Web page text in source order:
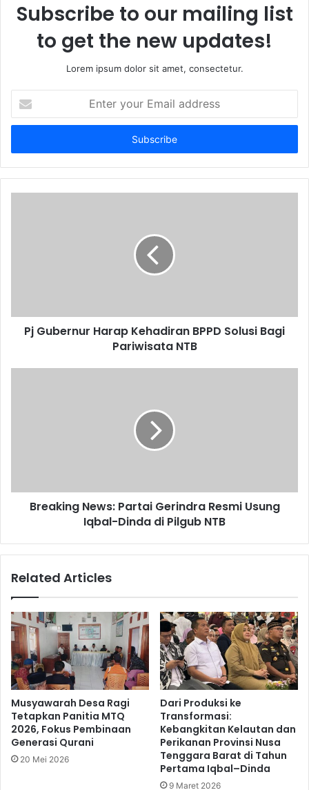
Subscribe to our mailing list
to get the new updates!
Lorem ipsum dolor sit amet, consectetur.
your
Email
Pj Gubernur Harap Kehadiran BPPD Solusi Bagi
Pariwisata NTB
Breaking News: Partai Gerindra Resmi Usung
Iqbal-Dinda di Pilgub NTB
Related Articles
Musyawarah Desa Ragi
Tetapkan Panitia MTQ
2026, Fokus Pembinaan
Generasi Qurani
20 Mei 2026
Dari Produksi ke
Transformasi:
Kebangkitan Kelautan dan
Perikanan Provinsi Nusa
Tenggara Barat di Tahun
Pertama Iqbal–Dinda
9 Maret 2026